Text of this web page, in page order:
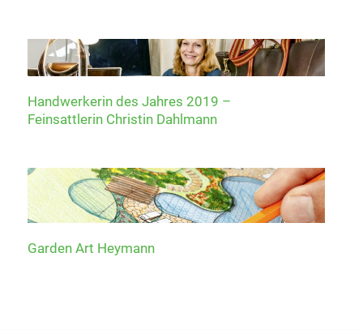
Handwerkerin des Jahres 2019 –
Feinsattlerin Christin Dahlmann
Garden Art Heymann